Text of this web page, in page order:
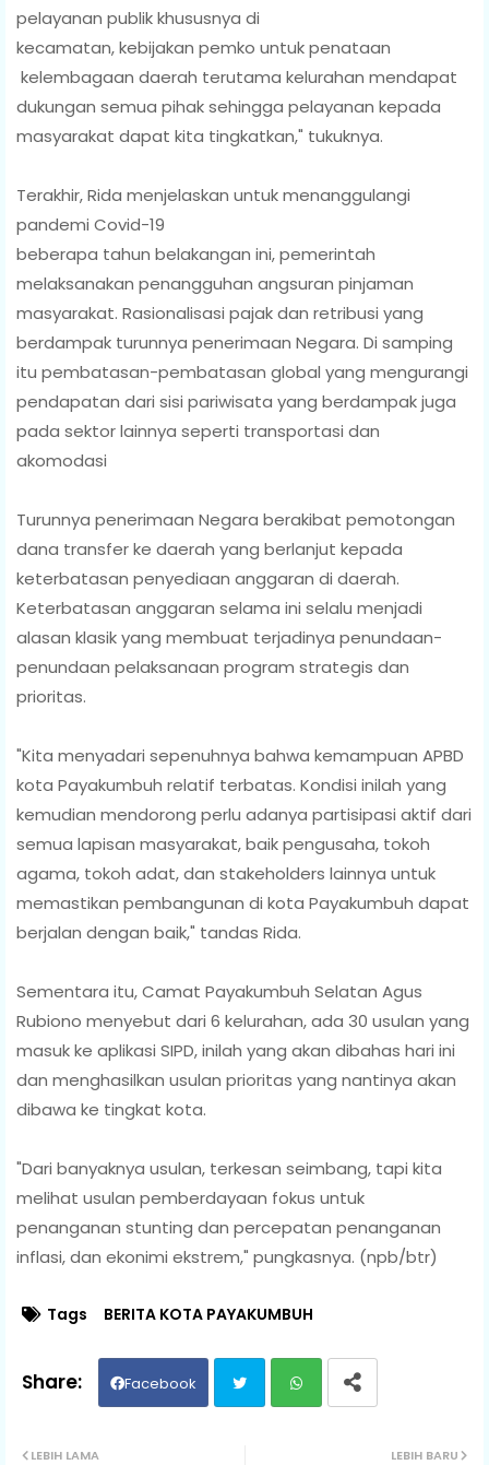
pelayanan publik khususnya di
kecamatan, kebijakan pemko untuk penataan
kelembagaan daerah terutama kelurahan mendapat
dukungan semua pihak sehingga pelayanan kepada
masyarakat dapat kita tingkatkan," tukuknya.
Terakhir, Rida menjelaskan untuk menanggulangi
pandemi Covid-19
beberapa tahun belakangan ini, pemerintah
melaksanakan penangguhan angsuran pinjaman
masyarakat. Rasionalisasi pajak dan retribusi yang
berdampak turunnya penerimaan Negara. Di samping
itu pembatasan-pembatasan global yang mengurangi
pendapatan dari sisi pariwisata yang berdampak juga
pada sektor lainnya seperti transportasi dan
akomodasi
Turunnya penerimaan Negara berakibat pemotongan
dana transfer ke daerah yang berlanjut kepada
keterbatasan penyediaan anggaran di daerah.
Keterbatasan anggaran selama ini selalu menjadi
alasan klasik yang membuat terjadinya penundaan-
penundaan pelaksanaan program strategis dan
prioritas.
"Kita menyadari sepenuhnya bahwa kemampuan APBD
kota Payakumbuh relatif terbatas. Kondisi inilah yang
kemudian mendorong perlu adanya partisipasi aktif dari
semua lapisan masyarakat, baik pengusaha, tokoh
agama, tokoh adat, dan stakeholders lainnya untuk
memastikan pembangunan di kota Payakumbuh dapat
berjalan dengan baik," tandas Rida.
Sementara itu, Camat Payakumbuh Selatan Agus
Rubiono menyebut dari 6 kelurahan, ada 30 usulan yang
masuk ke aplikasi SIPD, inilah yang akan dibahas hari ini
dan menghasilkan usulan prioritas yang nantinya akan
dibawa ke tingkat kota.
"Dari banyaknya usulan, terkesan seimbang, tapi kita
melihat usulan pemberdayaan fokus untuk
penanganan stunting dan percepatan penanganan
inflasi, dan ekonimi ekstrem," pungkasnya. (npb/btr)
Tags BERITA KOTA PAYAKUMBUH
Facebook
LEBIH BARU
LEBIH LAMA